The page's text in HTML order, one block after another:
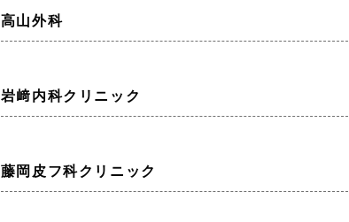
高山外科
岩﨑内科クリニック
藤岡皮フ科クリニック